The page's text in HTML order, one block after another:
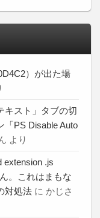
）が出た場
キスト」タブの切
「PS Disable Auto
より
extension .js
。これはまもな
対処法 に かじさ